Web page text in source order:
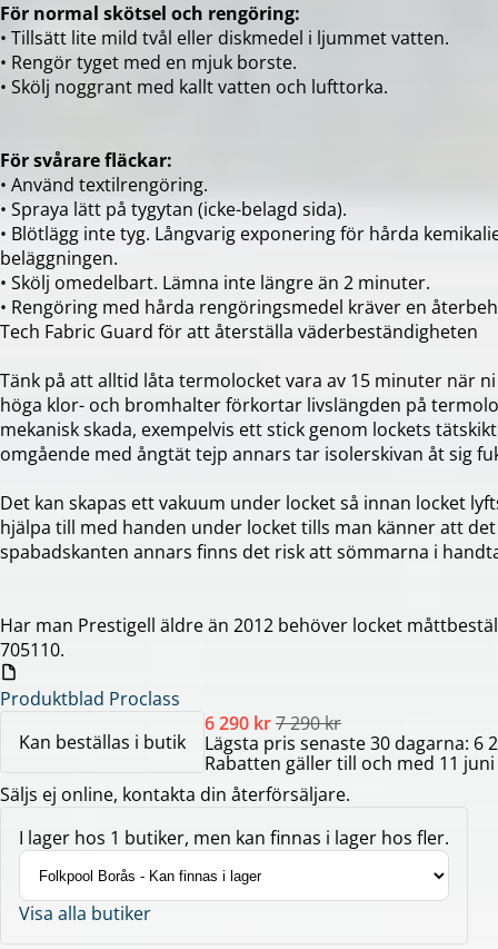
För normal skötsel och rengöring:
• Tillsätt lite mild tvål eller diskmedel i ljummet vatten.
• Rengör tyget med en mjuk borste.
• Skölj noggrant med kallt vatten och lufttorka.
För svårare fläckar:
• Använd textilrengöring.
• Spraya lätt på tygytan (icke-belagd sida).
• Blötlägg inte tyg. Långvarig exponering för hårda
beläggningen.
• Skölj omedelbart. Lämna inte längre än 2 minuter.
• Rengöring med hårda rengöringsmedel kräver en
Tech Fabric Guard för att återställa väderbeständigheten
Tänk på att alltid låta termolocket vara av 15 minuter när
höga klor- och bromhalter förkortar livslängden på
mekanisk skada, exempelvis ett stick genom lockets
omgående med ångtät tejp annars tar isolerskivan åt sig
Det kan skapas ett vakuum under locket så innan locket
hjälpa till med handen under locket tills man känner att
spabadskanten annars finns det risk att sömmarna i
Har man Prestigell äldre än 2012 behöver locket
705110.
Produktblad Proclass
Kan beställas i butik
6 290 kr7 290 kr
Lägsta pris senaste 30 dagarna: 6
Rabatten gäller till och med 11 juni
Säljs ej online, kontakta din återförsäljare.
I lager hos 1 butiker, men kan finnas i lager hos fler.
Visa alla butiker